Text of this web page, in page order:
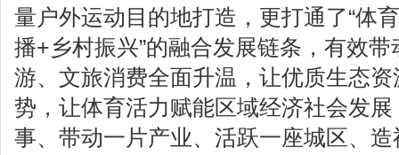
量户外运动目的地打造，更打通了“体
播+乡村振兴”的融合发展链条，有效
游、文旅消费全面升温，让优质生态
势，让体育活力赋能区域经济社会发展
事、带动一片产业、活跃一座城区、造